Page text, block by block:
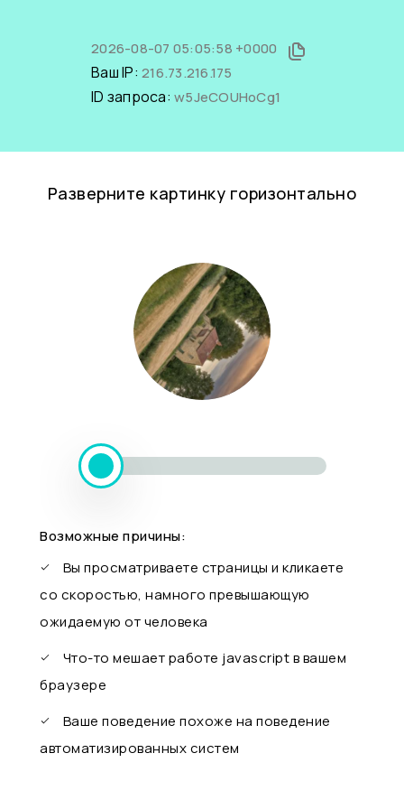
2026-08-07 05:05:58 +0000
Ваш IP: 216.73.216.175
ID запроса: w5JeCOUHoCg1
Разверните картинку горизонтально
Возможные причины:
Вы просматриваете страницы и кликаете
со скоростью, намного превышающую
ожидаемую от человека
Что-то мешает работе javascript в вашем
браузере
Ваше поведение похоже на поведение
автоматизированных систем